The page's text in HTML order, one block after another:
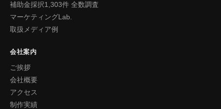
補助金採択1,303件 全数調査
マーケティングLab.
取扱メディア例
会社案内
ご挨拶
会社概要
アクセス
制作実績